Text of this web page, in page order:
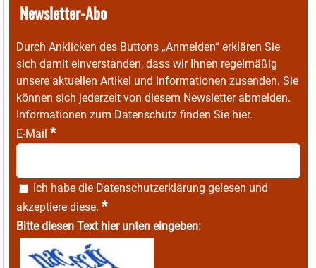
Newsletter-Abo
Durch Anklicken des Buttons „Anmelden“ erklären Sie
sich damit einverstanden, dass wir Ihnen regelmäßig
unsere aktuellen Artikel und Informationen zusenden. Sie
können sich jederzeit von diesem Newsletter abmelden.
Informationen zum Datenschutz finden Sie hier.
E-Mail *
Ich habe die Datenschutzerklärung gelesen und
akzeptiere diese. *
Bitte diesen Text hier unten eingeben: